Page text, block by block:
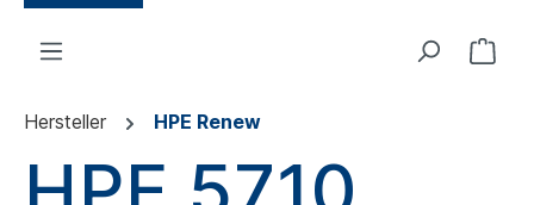
Hersteller HPE Renew